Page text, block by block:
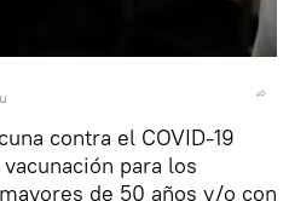
contra el COVID-19
para los
de 50 años y/o con